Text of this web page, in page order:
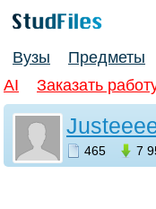
Вузы Предметы
AI
Заказать
465 7